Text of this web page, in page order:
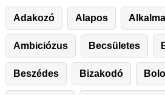
Adakozó Alapos
Ambiciózus Becsületes
Beszédes Bizakodó